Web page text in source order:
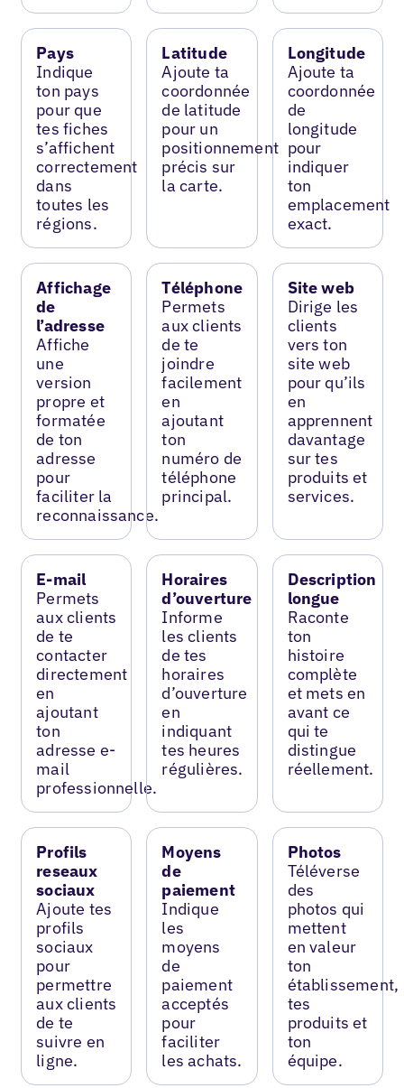
Pays
Indique
ton pays
pour que
tes fiches
s’affichent
correctement
dans
toutes les
régions.
Latitude
Ajoute ta
coordonnée
de latitude
pour un
positionnement
précis sur
la carte.
Longitude
Ajoute ta
coordonnée
de
longitude
pour
indiquer
ton
emplacement
exact.
Affichage
de
l’adresse
Affiche
une
version
propre et
formatée
de ton
adresse
pour
faciliter la
reconnaissance.
Téléphone
Permets
aux clients
de te
joindre
facilement
en
ajoutant
ton
numéro de
téléphone
principal.
Site web
Dirige les
clients
vers ton
site web
pour qu’ils
en
apprennent
davantage
sur tes
produits et
services.
E-mail
Permets
aux clients
de te
contacter
directement
en
ajoutant
ton
adresse e-
mail
professionnelle.
Horaires
d’ouverture
Informe
les clients
de tes
horaires
d’ouverture
en
indiquant
tes heures
régulières.
Description
longue
Raconte
ton
histoire
complète
et mets en
avant ce
qui te
distingue
réellement.
Profils
reseaux
sociaux
Ajoute tes
profils
sociaux
pour
permettre
aux clients
de te
suivre en
ligne.
Moyens
de
paiement
Indique
les
moyens
de
paiement
acceptés
pour
faciliter
les achats.
Photos
Téléverse
des
photos qui
mettent
en valeur
ton
établissement,
tes
produits et
ton
équipe.